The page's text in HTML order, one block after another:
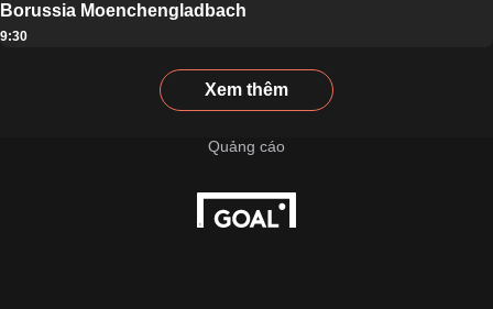
Borussia Moenchengladbach
9:30
Xem thêm